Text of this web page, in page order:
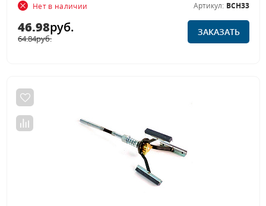
Нет в наличии
Артикул: BCH33
46.98руб.
64.84руб.
ЗАКАЗАТЬ